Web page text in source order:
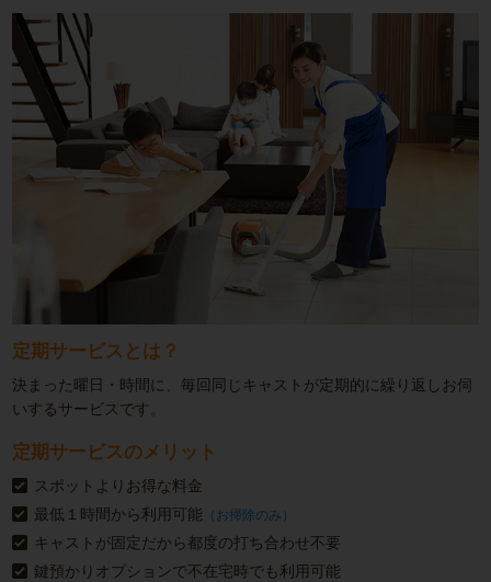
定期サービスとは？
決まった曜日・時間に、毎回同じキャストが定期的に繰り返しお伺
いするサービスです。
定期サービスのメリット
スポットよりお得な料金
最低１時間から利用可能 （お掃除のみ）
キャストが固定だから都度の打ち合わせ不要
鍵預かりオプションで不在宅時でも利用可能